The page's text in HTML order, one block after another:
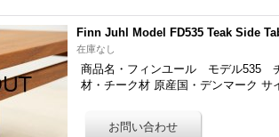
Finn Juhl Model FD535 Teak Side
在庫なし
商品名・フィンユール モデル535
材・チーク材 原産国・デンマーク